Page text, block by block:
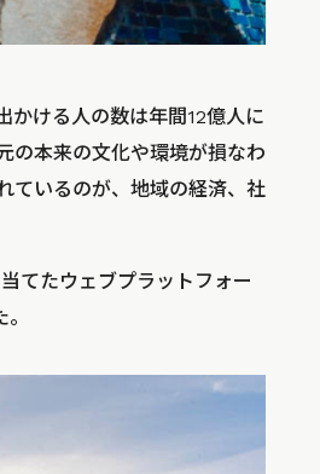
かける人の数は年間12億人に
の本来の文化や環境が損なわ
ているのが、地域の経済、社
てたウェブプラットフォー